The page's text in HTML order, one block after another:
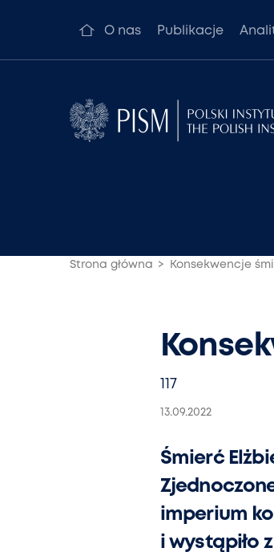
O nas Publikacje
Strona główna Konsekwencje
117
13.09.2022
Śmierć
imperium
i wystąpiło